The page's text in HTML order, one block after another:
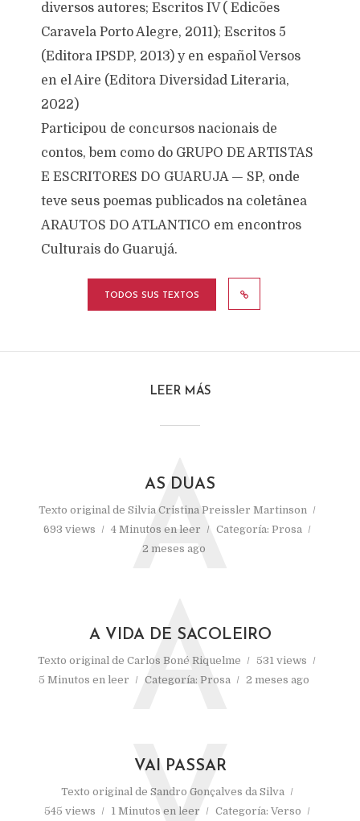
diversos autores; Escritos IV ( Edicões
Caravela Porto Alegre, 2011); Escritos 5
(Editora IPSDP, 2013) y en español Versos
en el Aire (Editora Diversidad Literaria,
2022)
Participou de concursos nacionais de
contos, bem como do GRUPO DE ARTISTAS
E ESCRITORES DO GUARUJA — SP, onde
teve seus poemas publicados na coletânea
ARAUTOS DO ATLANTICO em encontros
Culturais do Guarujá.
TODOS SUS TEXTOS
LEER MÁS
AS DUAS
Texto original de Silvia Cristina Preissler Martinson
693 views
4 Minutos en leer Categoría: Prosa
2 meses ago
A
A VIDA DE SACOLEIRO
Texto original de Carlos Boné Riquelme
531 views
5 Minutos en leer
Categoría: Prosa 2 meses ago
A
VAI PASSAR
Texto original de Sandro Gonçalves da Silva
545 views
1 Minutos en leer Categoría: Verso